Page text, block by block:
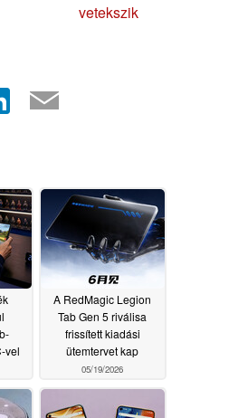
vetekszik
vel
A RedMagic Legion
Tab Gen 5 riválisa
frissített kiadási
ütemtervet kap
05/19/2026